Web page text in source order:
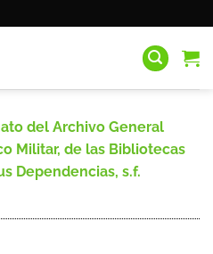
del Archivo General
Militar, de las Bibliotecas
Dependencias, s.f.